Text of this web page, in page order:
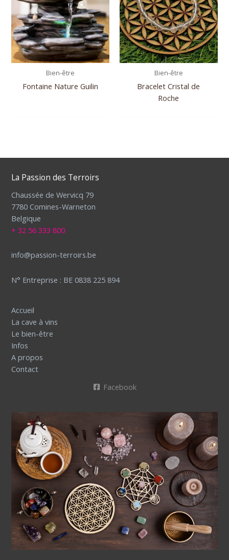
Bien-être
Fontaine Nature Guilin
Bien-être
Bracelet Cristal de
Roche
La Passion des Terroirs
Chaussée de Wervicq 79
7780 Comines-Warneton
Belgique
+ 32 56 333 800
info@passion-terroirs.be
N° Entreprise : BE 0838 225 894
Accueil
La cave à vins
Le bien-être
Infos
A propos
Contact
Facebook